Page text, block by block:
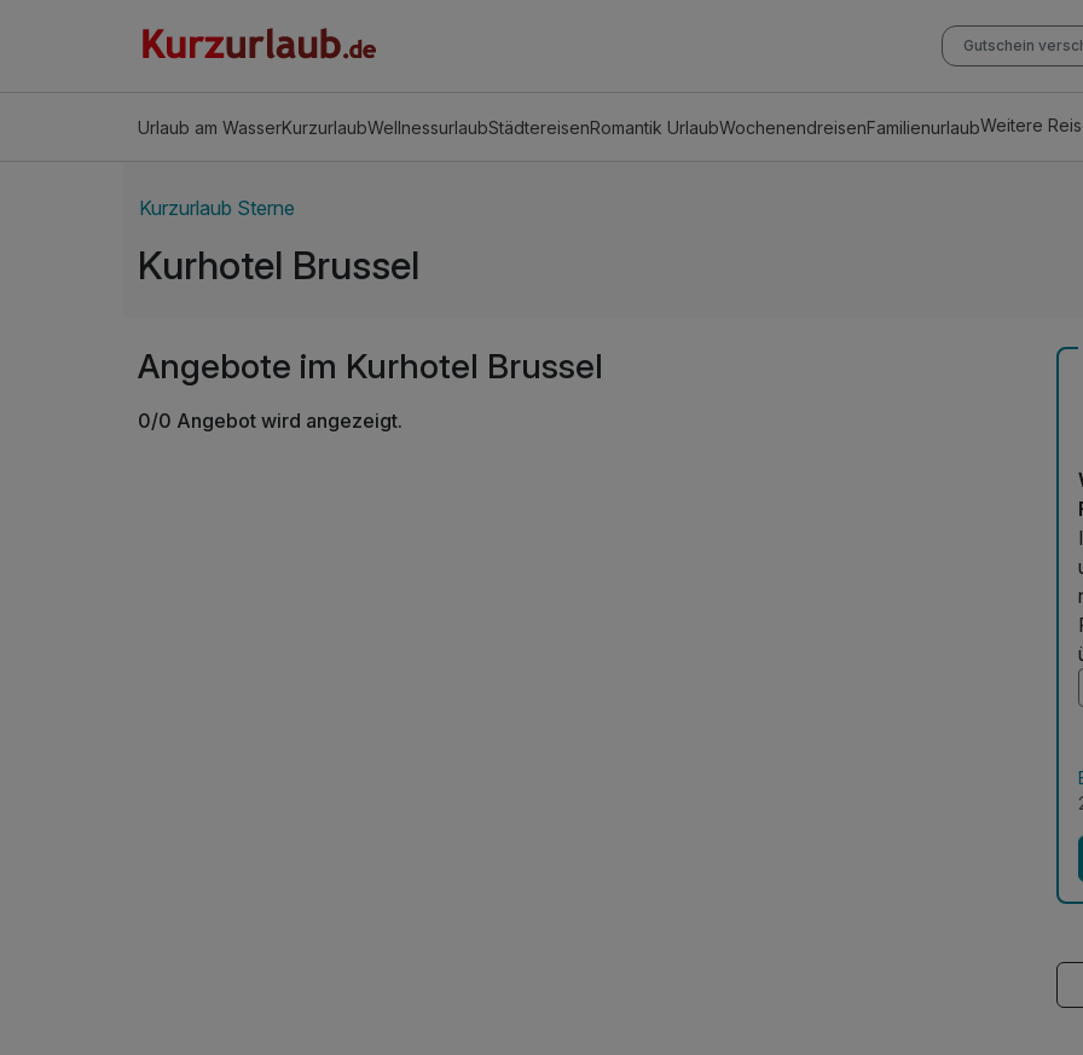
Gutschein
Urlaub am WasserKurzurlaubWellnessurlaubStädtereisenRomantik UrlaubWochenendreisenFamilienurlaubWeitere
Kurzurlaub Sterne
Kurhotel Brussel
Angebote im Kurhotel Brussel
0/0 Angebot wird angezeigt.